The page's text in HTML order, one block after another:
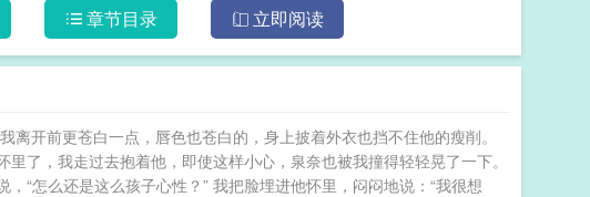
情出现都是为了练习服务3、第一人称，随意带入4、原著的时
猜的5、会加入很多作者对角色的个人理解，包括原著一些对
者根据自己的想法补完6、女主是斑的妹妹，不搞骨科，但是
粹是作者xp产物8、基本上不改变原作剧情，只改变结局，全员
章节目录 立即阅读
开前更苍白一点，唇色也苍白的，身上披着外衣也挡不住他的瘦削。
了，我走过去抱着他，即使这样小心，泉奈也被我撞得轻轻晃了一下。
“怎么还是这么孩子心性？” 我把脸埋进他怀里，闷闷地说：“我很想